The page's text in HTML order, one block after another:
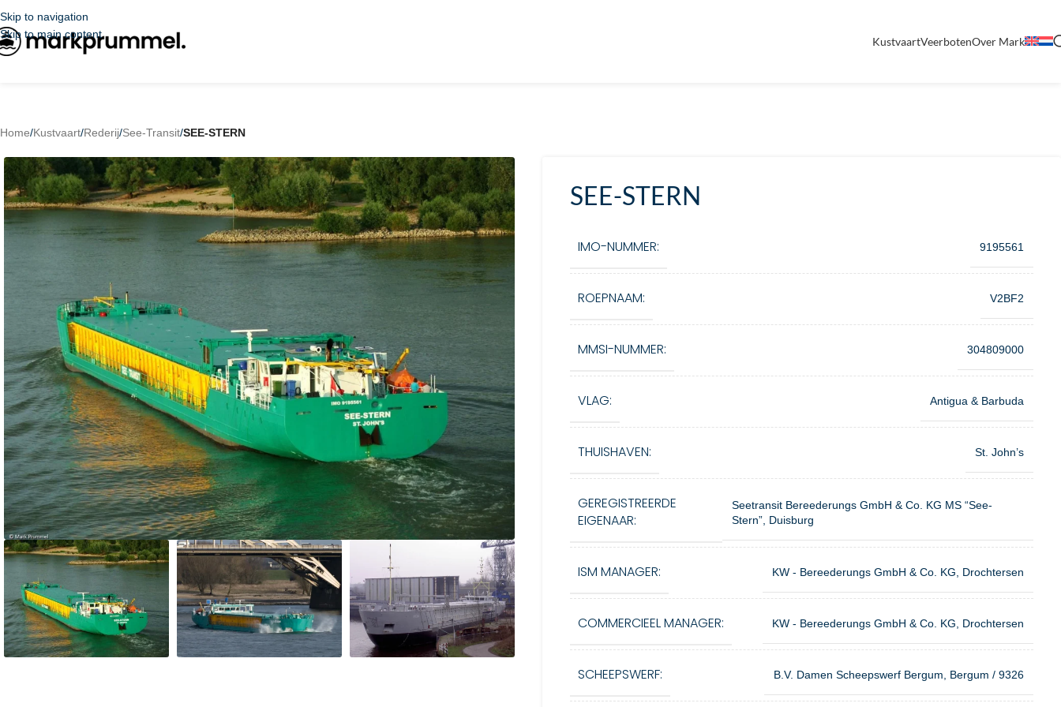
Skip to navigation
Skip to main content
KustvaartVeerbotenOver Mark
Home/Kustvaart/Rederij/See-Transit/SEE-STERN
SEE-STERN
IMO-NUMMER: 9195561
ROEPNAAM: V2BF2
MMSI-NUMMER: 304809000
VLAG: Antigua & Barbuda
THUISHAVEN: St. John’s
GEREGISTREERDE
EIGENAAR:
Seetransit Bereederungs GmbH & Co. KG MS “See-
Stern”, Duisburg
ISM MANAGER: KW - Bereederungs GmbH & Co. KG, Drochtersen
COMMERCIEEL MANAGER: KW - Bereederungs GmbH & Co. KG, Drochtersen
SCHEEPSWERF: B.V. Damen Scheepswerf Bergum, Bergum / 9326